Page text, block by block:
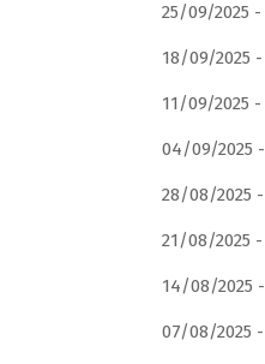
25/09/2025 -
18/09/2025 -
11/09/2025 -
04/09/2025 -
28/08/2025 -
21/08/2025 -
14/08/2025 -
07/08/2025 -